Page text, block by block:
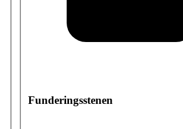
Funderingsstenen